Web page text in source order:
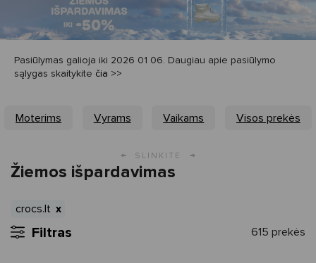
Pasiūlymas galioja iki 2026 01 06. Daugiau apie pasiūlymo
sąlygas skaitykite čia >>
Moterims Vyrams Vaikams Visos prekės
← SLINKITE →
Žiemos išpardavimas
crocs.lt
Filtras 615 prekės